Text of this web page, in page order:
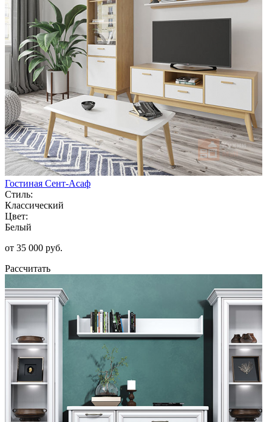
Гостиная Сент-Асаф
Стиль:
Классический
Цвет:
Белый
от 35 000 руб.
Рассчитать